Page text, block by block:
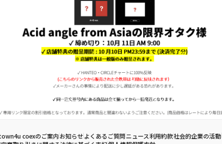
coexのご案内お知らせよくあるご質問ニュース利用約款社会的企業の活動